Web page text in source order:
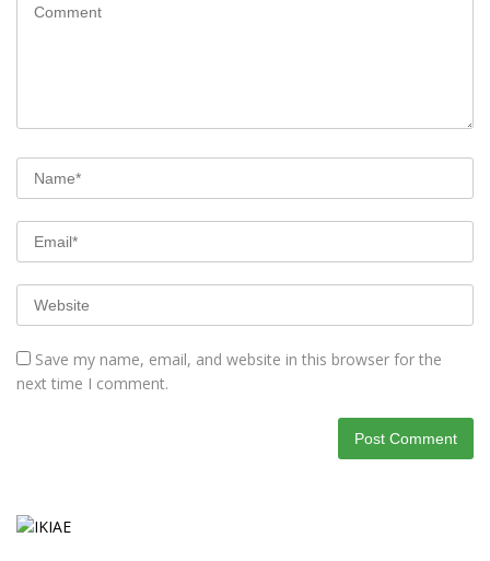
Save my name, email, and website in this browser for the
next time I comment.